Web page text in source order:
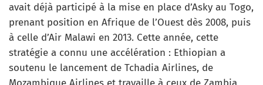
avait déjà participé à la mise en place d’Asky au Togo,
prenant position en Afrique de l’Ouest dès 2008, puis
à celle d’Air Malawi en 2013. Cette année, cette
stratégie a connu une accélération : Ethiopian a
soutenu le lancement de Tchadia Airlines, de